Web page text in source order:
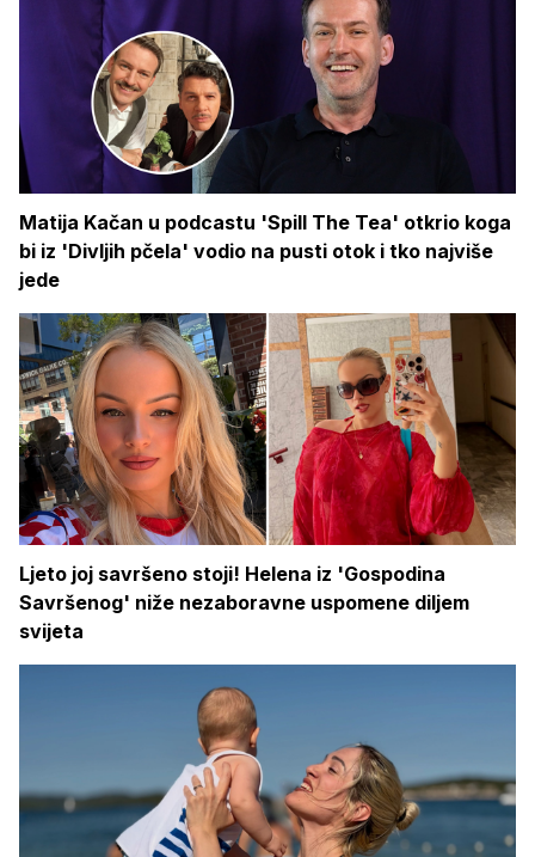
Matija Kačan u podcastu 'Spill The Tea' otkrio koga
bi iz 'Divljih pčela' vodio na pusti otok i tko najviše
jede
Ljeto joj savršeno stoji! Helena iz 'Gospodina
Savršenog' niže nezaboravne uspomene diljem
svijeta